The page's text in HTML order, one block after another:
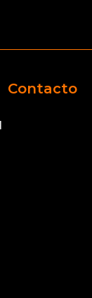
Contacto